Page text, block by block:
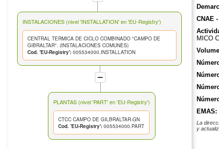
INSTALACIONES (nivel 'INSTALLATION' en 'EU-Registry')
CENTRAL TERMICA DE CICLO COMBINADO "CAMPO DE
GIBRALTAR". (INSTALACIONES COMUNES)
Cod. 'EU-Registry': 005534000.INSTALLATION
PLANTAS (nivel 'PART' en 'EU-Registry')
CTCC CAMPO DE GILBRALTAR-GN
Cod. 'EU-Registry': 005534000.PART
CNAE
MICO
EMAS:
La
y